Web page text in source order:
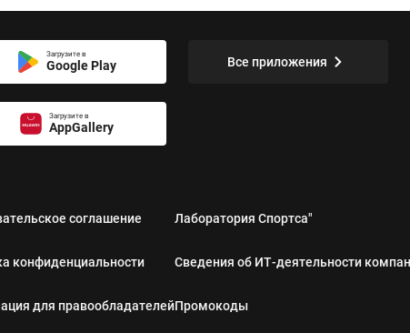
Загрузите в
Google Play
Загрузите в
AppGallery
Все приложения
соглашение
конфиденциальности
для правообладателей
Лаборатория Спортса"
Сведения об ИТ‑деятельности
Промокоды